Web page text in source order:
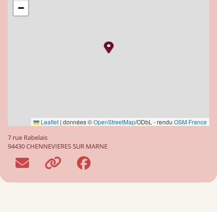
−
Leaflet | données ©OpenStreetMap/ODbL - rendu OSM France
7 rue Rabelais
94430 CHENNEVIERES SUR MARNE